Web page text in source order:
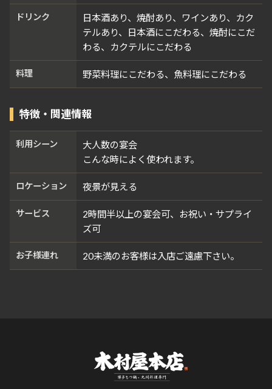
ドリンク
日本酒あり、焼酎あり、ワインあり、カク
テルあり、日本酒にこだわる、焼酎にこだ
わる、カクテルにこだわる
料理 野菜料理にこだわる、魚料理にこだわる
特徴・関連情報
利用シーン
大人数の宴会
こんな時によく使われます。
ロケーション 夜景が見える
サービス
2時間半以上の宴会可、お祝い・サプライ
ズ可
お子様連れ 20未満のお客様は入店ご遠慮下さい。